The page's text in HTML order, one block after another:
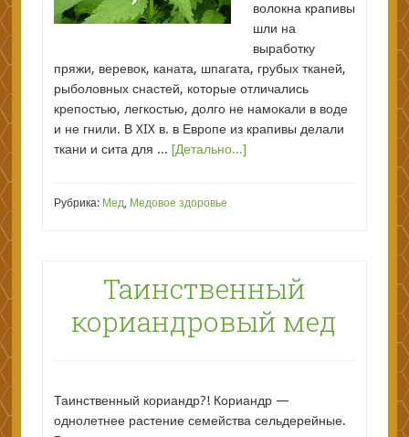
волокна крапивы
шли на
выработку
пряжи, веревок, каната, шпагата, грубых тканей,
рыболовных снастей, которые отличались
крепостью, легкостью, долго не намокали в воде
и не гнили. В XIX в. в Европе из крапивы делали
ткани и сита для ... [Детально...]
Рубрика: Мед, Медовое здоровье
Таинственный
кориандровый мед
Таинственный кориандр?! Кориандр —
однолетнее растение семейства сельдерейные.